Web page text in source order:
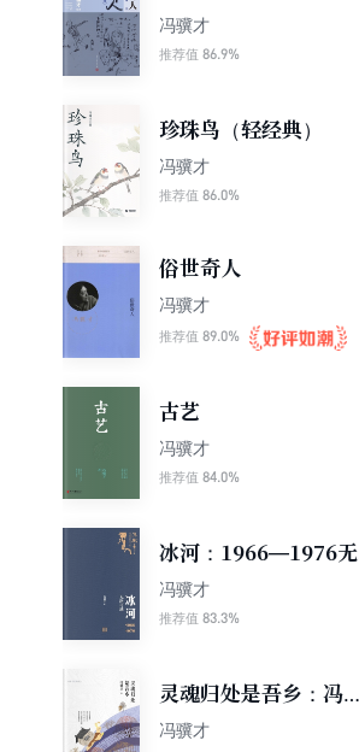
本：新增
冯骥才
推荐值 86.9%
珍珠鸟（轻经典）
冯骥才
推荐值 86.0%
俗世奇人
冯骥才
推荐值 89.0%
古艺
冯骥才
推荐值 84.0%
冰河：1966—1976无
路可逃
冯骥才
推荐值 83.3%
灵魂归处是吾乡：冯骥
才经典散文
冯骥才